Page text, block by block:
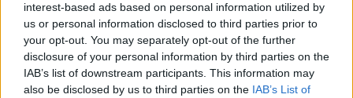
interest-based ads based on personal information utilized by
us or personal information disclosed to third parties prior to
your opt-out. You may separately opt-out of the further
disclosure of your personal information by third parties on the
IAB’s list of downstream participants. This information may
also be disclosed by us to third parties on the IAB’s List of
Kultūra Kultūra